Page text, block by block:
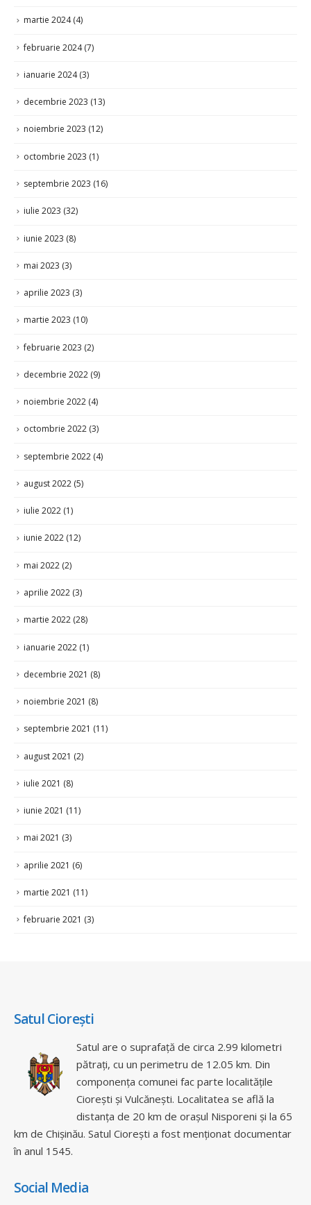
martie 2024(4)
februarie 2024(7)
ianuarie 2024(3)
decembrie 2023 (13)
noiembrie 2023 (12)
octombrie 2023 (1)
septembrie 2023 (16)
iulie 2023 (32)
iunie 2023 (8)
mai 2023 (3)
aprilie 2023 (3)
martie 2023 (10)
februarie 2023 (2)
decembrie 2022 (9)
noiembrie 2022 (4)
octombrie 2022 (3)
septembrie 2022 (4)
august 2022 (5)
iulie 2022 (1)
iunie 2022 (12)
mai 2022 (2)
aprilie 2022 (3)
martie 2022 (28)
ianuarie 2022 (1)
decembrie 2021 (8)
noiembrie 2021 (8)
septembrie 2021 (11)
august 2021 (2)
iulie 2021 (8)
iunie 2021 (11)
mai 2021 (3)
aprilie 2021 (6)
martie 2021 (11)
februarie 2021 (3)
Satul Ciorești
Satul are o suprafață de circa 2.99 kilometri
pătrați, cu un perimetru de 12.05 km. Din
componența comunei fac parte localitățile
Ciorești și Vulcănești. Localitatea se află la
distanța de 20 km de orașul Nisporeni și la 65
km de Chișinău. Satul Ciorești a fost menționat documentar
în anul 1545.
Social Media